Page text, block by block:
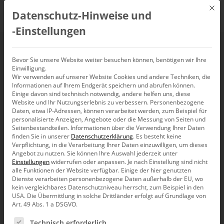
Rangfolgen: Bestens
sortiert
Mit PowerSearch stellt DeltaMaster ein mächtiges
Analyseverfahren bereit, um einen Cube – auch über
mehrere Dimensionen hinweg und sogar für
Kombinationen der Elemente verschiedener
Dimensionen – nach besonders hohen Anteilen einer
gegebenen Kennzahl zu durchforsten. Wir stellen heute
Ideen vor, um auf etwaige Redundanzen hinweisen zu
können.
Setzen wir bei unserer auf fiktiven Daten beruhenden Demo-
Mit
Datenschutz-Hinweise und
‑Einstellungen
Bevor Sie unsere Website weiter besuchen können, benötigen wir Ihre
Einwilligung.
Wir verwenden auf unserer Website Cookies und andere Techniken, die
Informationen auf Ihrem Endgerät speichern und abrufen können.
Einige davon sind technisch notwendig, andere helfen uns, diese
Website und Ihr Nutzungserlebnis zu verbessern. Personenbezogene
Daten, etwa IP-Adressen, können verarbeitet werden, zum Beispiel für
personalisierte Anzeigen, Angebote oder die Messung von Seiten und
Seitenbestandteilen. Informationen über die Verwendung Ihrer Daten
finden Sie in unserer Datenschutzerklärung. Es besteht keine
Verpflichtung, in die Verarbeitung Ihrer Daten einzuwilligen, um dieses
Angebot zu nutzen.Sie können Ihre Auswahl jederzeit unter
Einstellungenwiderrufen oder anpassen. Je nach Einstellung sind nicht
alle Funktionen der Website verfügbar. Einige der hier genutzten
Dienste verarbeiten personenbezogene Daten außerhalb der EU, wo
kein vergleichbares Datenschutzniveau herrscht, zum Beispiel in den
USA. Die Übermittlung in solche Drittländer erfolgt auf Grundlage von
Art. 49 Abs. 1 a DSGVO.
Es folgt eine Liste der Service-Gruppen, für die eine